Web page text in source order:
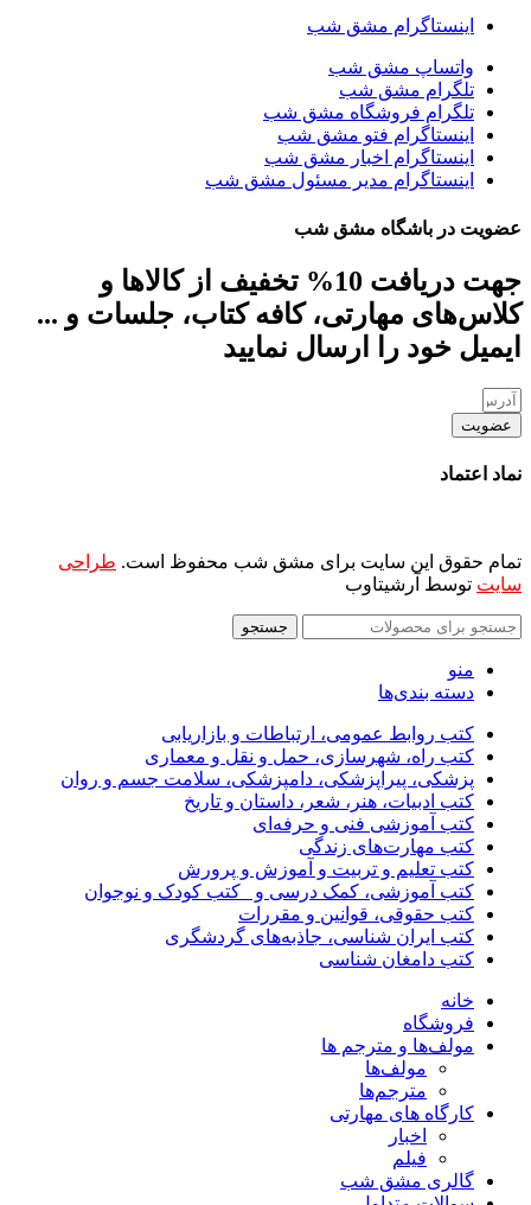
اینستاگرام مشق شب
واتساپ مشق شب
تلگرام مشق شب
تلگرام فروشگاه مشق شب
اینستاگرام فتو مشق شب
اینستاگرام اخبار مشق شب
اینستاگرام مدیر مسئول مشق شب
عضویت در باشگاه مشق شب
جهت دریافت 10% تخفیف از کالاها و
کلاس‌های مهارتی، کافه کتاب، جلسات و ...
ایمیل خود را ارسال نمایید
عضویت
نماد اعتماد
تمام حقوق این سایت برای مشق شب محفوظ است. طراحی
سایت توسط آرشیتاوب
جستجو
منو
دسته بندی‌ها
کتب روابط عمومی، ارتباطات و بازاریابی
کتب راه، شهرسازی، حمل و نقل و معماری
پزشکی، پیراپزشکی، دامپزشکی، سلامت جسم و روان
کتب ادبیات، هنر، شعر، داستان و تاریخ
کتب آموزشی فنی و حرفه‌ای
کتب مهارت‌های زندگی
کتب تعلیم و تربیت و آموزش و پرورش
کتب آموزشی، کمک درسی و _کتب کودک و نوجوان
کتب حقوقی، قوانین و مقررات
کتب ایران شناسی، جاذبه‌های گردشگری
کتب دامغان شناسی
خانه
فروشگاه
مولف‌ها و مترجم ها
مولف‌ها
مترجم‌ها
کارگاه های مهارتی
اخبار
فیلم
گالری مشق شب